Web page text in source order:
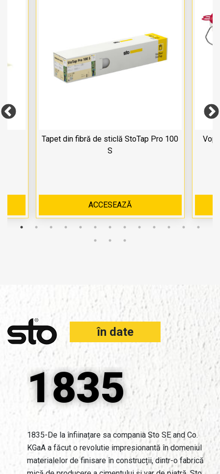
Tapet din fibră de sticlă StoTap Pro 100
S
ACCESEAZĂ
în date
1835
1835-De la înfiinațare sa compania Sto SE and Co.
KGaA a făcut o revolutie impresionantă în domeniul
materialelor de finisare în construcții, dintr-o fabrică